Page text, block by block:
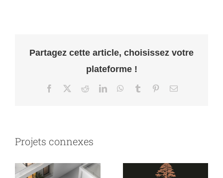
Partagez cette article, choisissez votre
plateforme !
Facebook RedditLinkedInWhatsApp
Tumblr PinterestEmail
Projets connexes